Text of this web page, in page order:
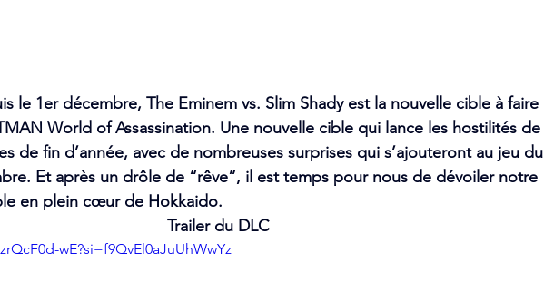
le 1er décembre, The Eminem vs. Slim Shady est la nouvelle cible à faire
World of Assassination. Une nouvelle cible qui lance les hostilités de
de fin d’année, avec de nombreuses surprises qui s’ajouteront au jeu du
Et après un drôle de “rêve”, il est temps pour nous de dévoiler notre
en plein cœur de Hokkaido.
Trailer du DLC
wE?si=f9QvEl0aJuUhWwYz